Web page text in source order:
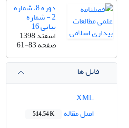
دوره 8، شماره
2 - شماره
پیاپی 16
اسفند 1398
صفحه61-83
فایل ها
اصل مقاله
514.54 K